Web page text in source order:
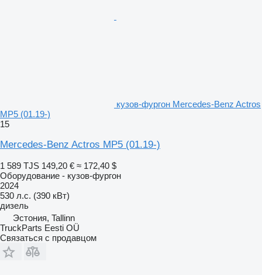
кузов-фургон Mercedes-Benz Actros
MP5 (01.19-)
15
Mercedes-Benz Actros MP5 (01.19-)
1 589 TJS 149,20 € ≈ 172,40 $
Оборудование - кузов-фургон
2024
530 л.с. (390 кВт)
дизель
Эстония, Tallinn
TruckParts Eesti OÜ
Связаться с продавцом